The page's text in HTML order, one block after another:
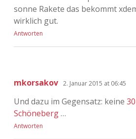
sonne Rakete das bekommt
wirklich gut.
Antworten
mkorsakov 2. Januar 2015 at 06:45
Und dazu im Gegensatz: keine
Schöneberg…
Antworten